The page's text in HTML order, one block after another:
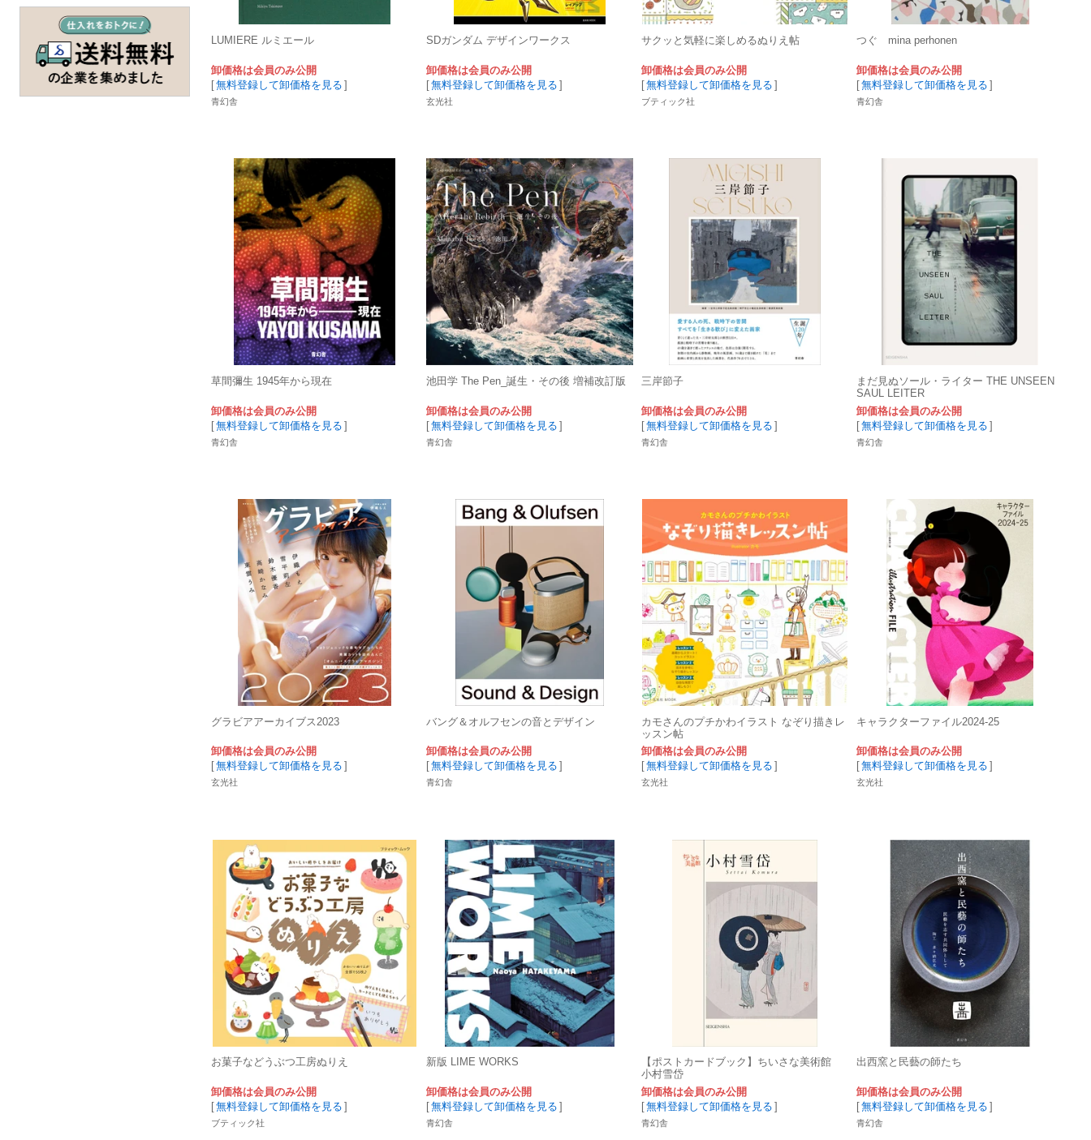
LUMIERE ルミエール
卸価格は会員のみ公開
[無料登録して卸価格を見る ]
青幻舎
SDガンダム デザインワークス
卸価格は会員のみ公開
[無料登録して卸価格を見る ]
玄光社
サクッと気軽に楽しめるぬりえ帖
卸価格は会員のみ公開
[無料登録して卸価格を見る ]
ブティック社
つぐ mina perhonen
卸価格は会員のみ公開
[無料登録して卸価格を見る ]
青幻舎
草間彌生 1945年から現在
卸価格は会員のみ公開
[無料登録して卸価格を見る ]
青幻舎
池田学 The Pen_誕生・その後 増補改訂版
卸価格は会員のみ公開
[無料登録して卸価格を見る ]
青幻舎
三岸節子
卸価格は会員のみ公開
[無料登録して卸価格を見る ]
青幻舎
まだ見ぬソール・ライター THE UNSEEN
SAUL LEITER
卸価格は会員のみ公開
[無料登録して卸価格を見る ]
青幻舎
グラビアアーカイブス2023
卸価格は会員のみ公開
[無料登録して卸価格を見る ]
玄光社
バング＆オルフセンの音とデザイン
卸価格は会員のみ公開
[無料登録して卸価格を見る ]
青幻舎
カモさんのプチかわイラスト なぞり描きレ
ッスン帖
卸価格は会員のみ公開
[無料登録して卸価格を見る ]
玄光社
キャラクターファイル2024-25
卸価格は会員のみ公開
[無料登録して卸価格を見る ]
玄光社
お菓子などうぶつ工房ぬりえ
卸価格は会員のみ公開
[無料登録して卸価格を見る ]
ブティック社
新版 LIME WORKS
卸価格は会員のみ公開
[無料登録して卸価格を見る ]
青幻舎
【ポストカードブック】ちいさな美術館
小村雪岱
卸価格は会員のみ公開
[無料登録して卸価格を見る ]
青幻舎
出西窯と民藝の師たち
卸価格は会員のみ公開
[無料登録して卸価格を見る ]
青幻舎